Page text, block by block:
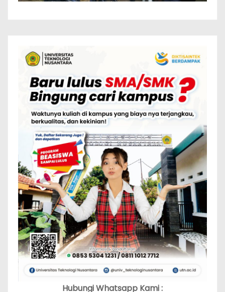
Hubungi Whatsapp Kami :